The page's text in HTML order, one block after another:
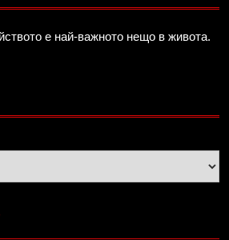
е най-важното нещо в живота.